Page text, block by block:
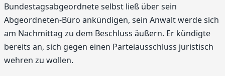
Bundestagsabgeordnete selbst ließ über sein
Abgeordneten-Büro ankündigen, sein Anwalt werde sich
am Nachmittag zu dem Beschluss äußern. Er kündigte
bereits an, sich gegen einen Parteiausschluss juristisch
wehren zu wollen.